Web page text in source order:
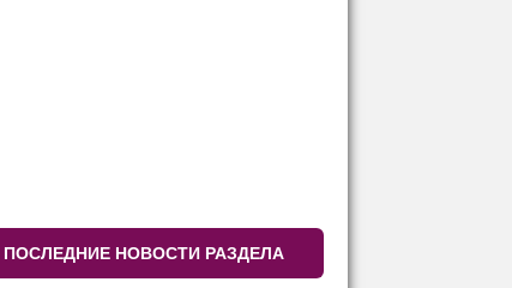
ПОСЛЕДНИЕ НОВОСТИ РАЗДЕЛА